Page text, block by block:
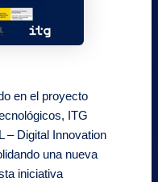
en el proyecto
ITG
– Digital Innovation
una nueva
iniciativa